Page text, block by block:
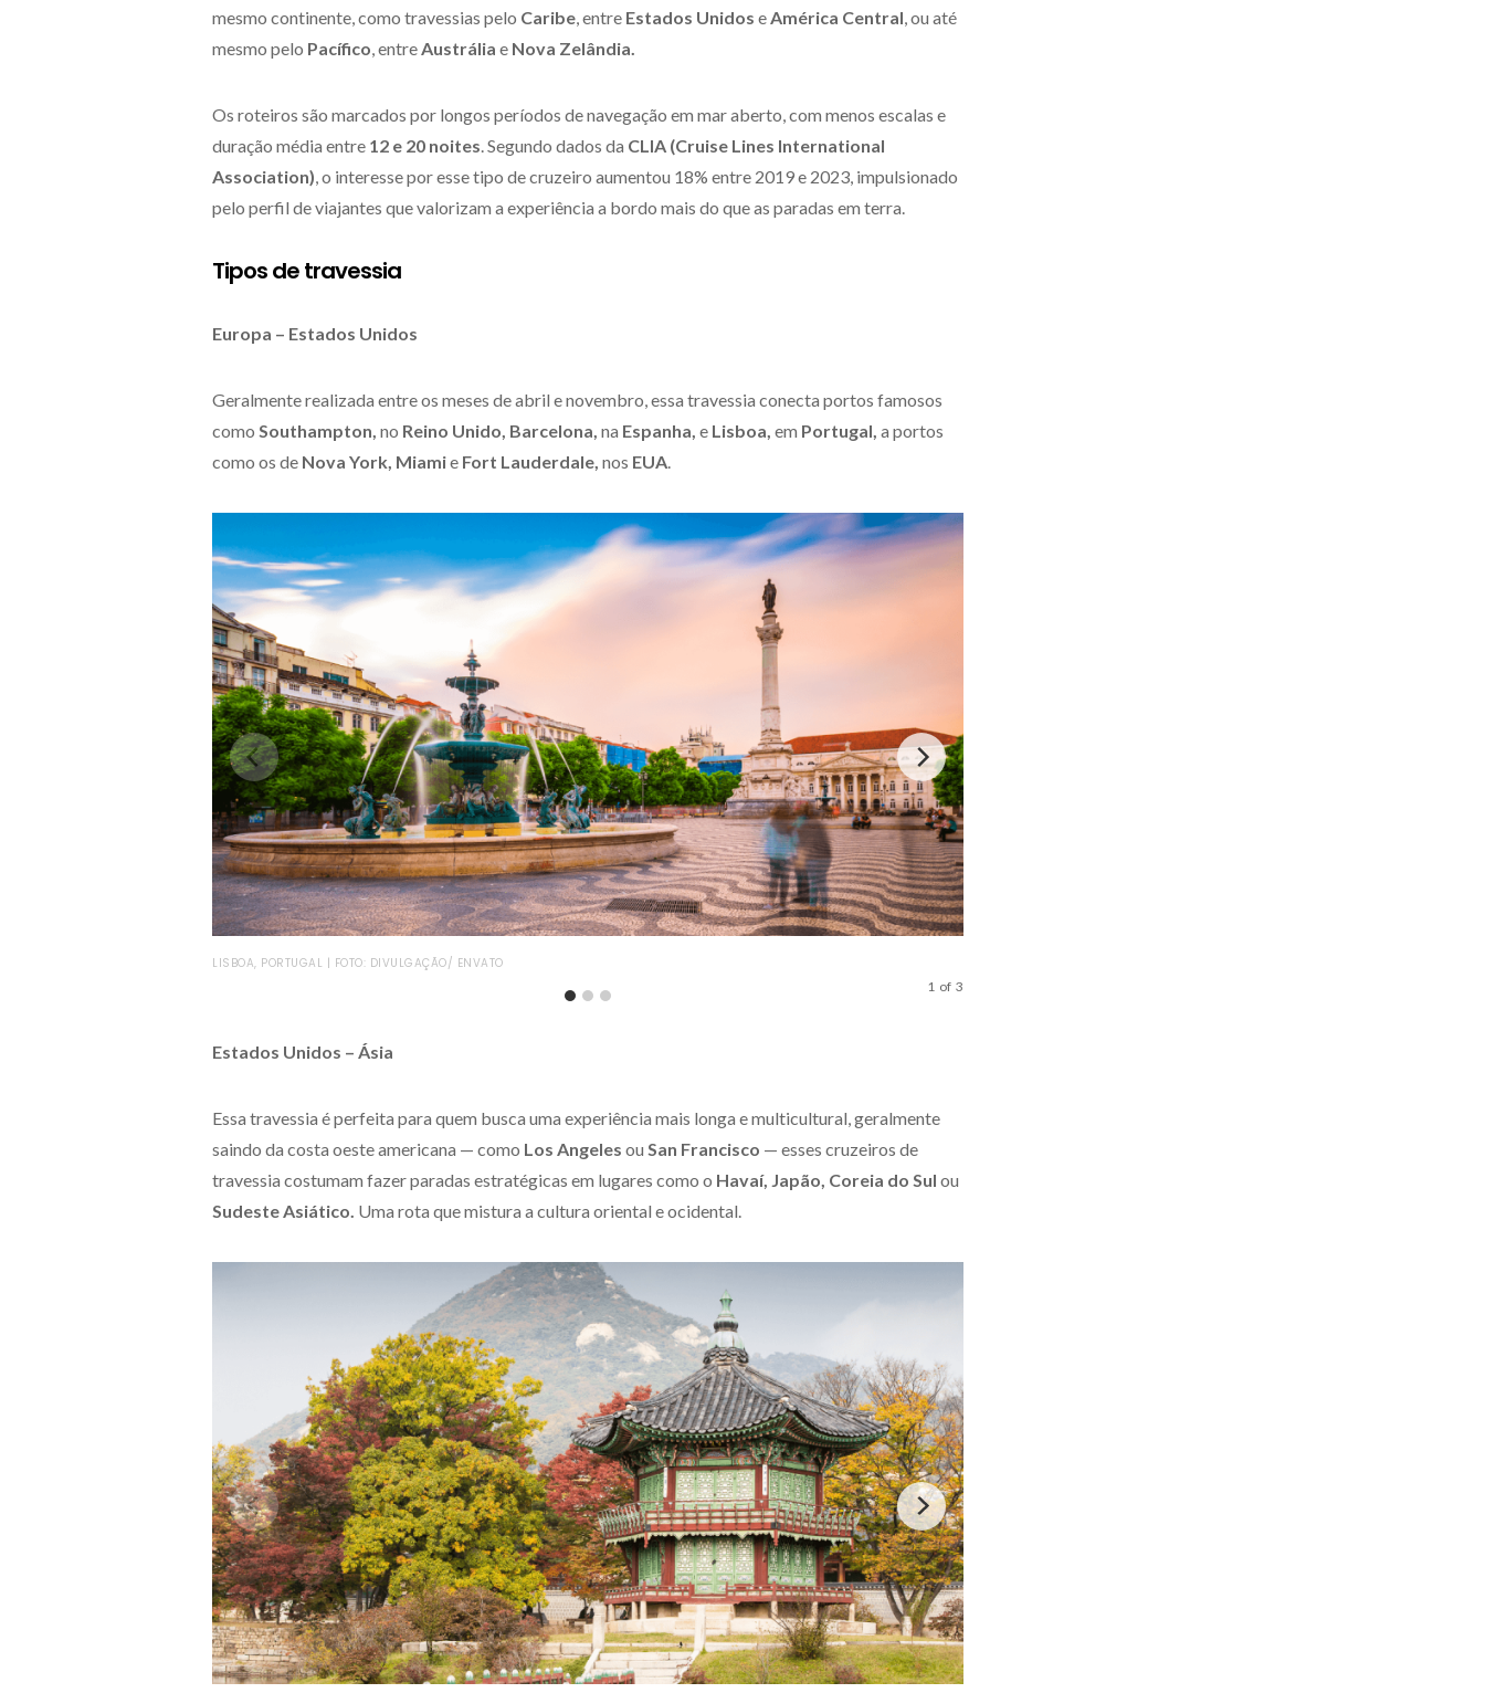
mesmo continente, como travessias pelo Caribe, entre Estados Unidos eAmérica Central, ou até
mesmo pelo Pacífico, entreAustrália e Nova Zelândia.
Os roteiros são marcados por longos períodos de navegação em mar aberto, com menos escalas e
duração média entre 12 e 20 noites. Segundo dados da CLIA (Cruise Lines International
Association), o interesse por esse tipo de cruzeiro aumentou 18% entre 2019 e 2023, impulsionado
pelo perfil de viajantes que valorizam a experiência a bordo mais do que as paradas em terra.
Tipos de travessia
Europa – Estados Unidos
Geralmente realizada entre os meses de abril e novembro, essa travessia conecta portos famosos
como Southampton, no Reino Unido, Barcelona, na Espanha, e Lisboa, em Portugal, a portos
como os de Nova York, Miamie Fort Lauderdale, nos EUA.
LISBOA, PORTUGAL | FOTO: DIVULGAÇÃO/ ENVATO
1 of 3
Estados Unidos – Ásia
Essa travessia é perfeita para quem busca uma experiência mais longa e multicultural, geralmente
saindo da costa oeste americana — como Los Angeles ou San Francisco — esses cruzeiros de
travessia costumam fazer paradas estratégicas em lugares como o Havaí, Japão, Coreia do Sul ou
Sudeste Asiático. Uma rota que mistura a cultura oriental e ocidental.